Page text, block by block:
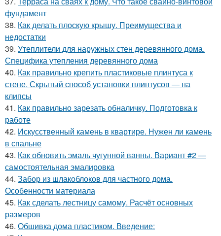
фундамент
38. Как делать плоскую крышу. Преимущества и
недостатки
39. Утеплители для наружных стен деревянного дома.
Специфика утепления деревянного дома
40. Как правильно крепить пластиковые плинтуса к
стене. Скрытый способ установки плинтусов — на
клипсы
41. Как правильно зарезать обналичку. Подготовка к
работе
42. Искусственный камень в квартире. Нужен ли камень
в спальне
43. Как обновить эмаль чугунной ванны. Вариант #2 —
самостоятельная эмалировка
44. Забор из шлакоблоков для частного дома.
Особенности материала
45. Как сделать лестницу самому. Расчёт основных
размеров
46. Обшивка дома пластиком. Введение: